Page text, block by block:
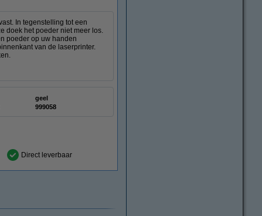
In tegenstelling tot een
doek het poeder niet meer los.
poeder op uw handen
van de laserprinter.
geel
999058
Direct leverbaar